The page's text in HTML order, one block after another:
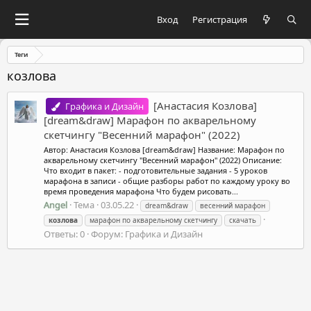
Вход Регистрация
Теги
козлова
Графика и Дизайн
[Анастасия Козлова]
[dream&draw] Марафон по акварельному
скетчингу "Весенний марафон" (2022)
Автор: Анастасия Козлова [dream&draw] Название: Марафон по
акварельному скетчингу "Весенний марафон" (2022) Описание:
Что входит в пакет: - подготовительные задания - 5 уроков
марафона в записи - общие разборы работ по каждому уроку во
время проведения марафона Что будем рисовать...
Angel Тема 03.05.22 dream&draw
весенний марафон
козлова
марафон по акварельному скетчингу скачать
Ответы: 0 Форум: Графика и Дизайн